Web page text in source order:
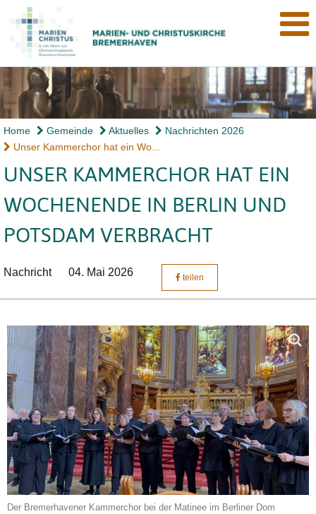
Home Gemeinde Aktuelles
Nachrichten 2026
Unser Kammerchor hat ein Wo...
UNSER KAMMERCHOR HAT EIN
WOCHENENDE IN BERLIN UND
POTSDAM VERBRACHT
Nachricht 04. Mai 2026 teilen
Der Bremerhavener Kammerchor bei der Matinee im Berliner Dom